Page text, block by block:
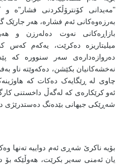
"مەیدانی کۆنترۆڵکردنی فشار"ە و
بەرزەوەکانی ئەم فشارە، هەر جارێک
بازاڕەکانی نەوت دەلەرزن و
میلیتاریزە دەکرێت، یەکەم کەس
دەروازەدارەی سەر سنوورە کە
نەخشەکانیان بکێشن، دەکەوێتە ناو
چاوی لە ڕێگایەک دەکات کە
ئەو کرێکارەی کە لەگەڵ داخستنی
شەڕێکی جیهانی بێدەنگ دەستدرێژی
بۆیە ناکرێ شەڕی ئەم دواییە تەنها
یان ئەمنی سەیر بکرێت، هەوڵێکە بۆ